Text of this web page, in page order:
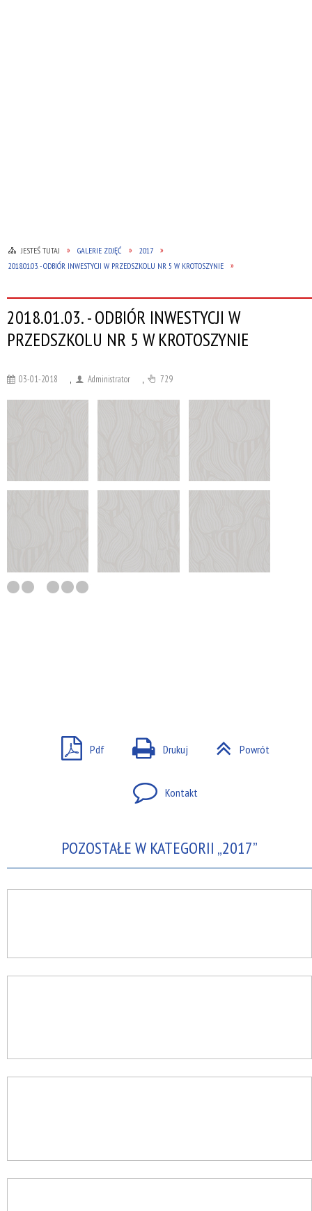
JESTEŚ TUTAJ GALERIE ZDJĘĆ
2017
2018.01.03. - ODBIÓR INWESTYCJI W PRZEDSZKOLU NR 5 W KROTOSZYNIE
2018.01.03. - ODBIÓR INWESTYCJI W
PRZEDSZKOLU NR 5 W KROTOSZYNIE
03-01-2018 Administrator 729
Pdf Drukuj Powrót
Kontakt
POZOSTAŁE W KATEGORII „2017”